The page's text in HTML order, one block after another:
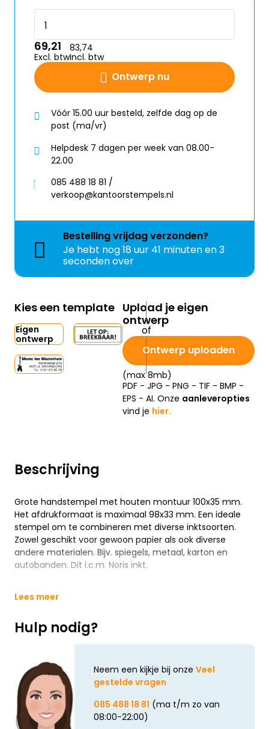
Beschrijving
Grote handstempel met houten montuur 100x35 mm.
Het afdrukformaat is maximaal 98x33 mm. Een ideale
stempel om te combineren met diverse inktsoorten.
Zowel geschikt voor gewoon papier als ook diverse
andere materialen. Bijv. spiegels, metaal, karton en
autobanden. Dit i.c.m. Noris inkt.
Lees meer
Hulp nodig?
Neem een kijkje bij onze Veel
gestelde vragen
085 488 18 81 (ma t/m zo van
08:00-22:00)
Ontwerp nu
69,21
Excl. btw
83,74
Incl. btw
Vóór 15.00 uur besteld, zelfde dag op de
post (ma/vr)
Helpdesk 7 dagen per week van 08.00-
22.00
085 488 18 81 /
verkoop@kantoorstempels.nl
Bestellingvrijdagverzonden?
Je hebt nog18 uur 41 minuten en 2
seconden over
Kies een template
Eigen
ontwerp
Upload je eigen
ontwerp
Ontwerp uploaden
(max 8mb)
PDF - JPG - PNG - TIF - BMP -
EPS - AI. Onze aanleveropties
vind je hier.